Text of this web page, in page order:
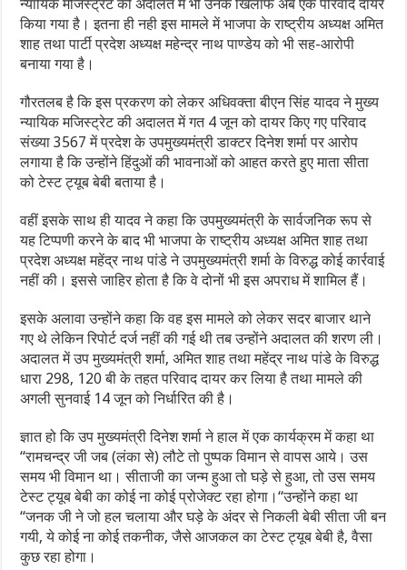
न्यायिक मजिस्ट्रेट की अदालत में भी उनके खिलाफ अब एक परिवाद दायर
किया गया है। इतना ही नही इस मामले में भाजपा के राष्ट्रीय अध्यक्ष अमित
शाह तथा पार्टी प्रदेश अध्यक्ष महेन्द्र नाथ पाण्डेय को भी सह-आरोपी
बनाया गया है।
गौरतलब है कि इस प्रकरण को लेकर अधिवक्ता बीएन सिंह यादव ने मुख्य
न्यायिक मजिस्ट्रेट की अदालत में गत 4 जून को दायर किए गए परिवाद
संख्या 3567 में प्रदेश के उपमुख्यमंत्री डाक्टर दिनेश शर्मा पर आरोप
लगाया है कि उन्होंने हिंदुओं की भावनाओं को आहत करते हुए माता सीता
को टेस्ट ट्यूब बेबी बताया है।
वहीं इसके साथ ही यादव ने कहा कि उपमुख्यमंत्री के सार्वजनिक रूप से
यह टिप्पणी करने के बाद भी भाजपा के राष्ट्रीय अध्यक्ष अमित शाह तथा
प्रदेश अध्यक्ष महेंद्र नाथ पांडे ने उपमुख्यमंत्री शर्मा के विरुद्ध कोई कार्रवाई
नहीं की। इससे जाहिर होता है कि वे दोनों भी इस अपराध में शामिल हैं।
इसके अलावा उन्होंने कहा कि वह इस मामले को लेकर सदर बाजार थाने
गए थे लेकिन रिपोर्ट दर्ज नहीं की गई थी तब उन्होंने अदालत की शरण ली।
अदालत में उप मुख्यमंत्री शर्मा, अमित शाह तथा महेंद्र नाथ पांडे के विरुद्ध
धारा 298, 120 बी के तहत परिवाद दायर कर लिया है तथा मामले की
अगली सुनवाई 14 जून को निर्धारित की है।
ज्ञात हो कि उप मुख्यमंत्री दिनेश शर्मा ने हाल में एक कार्यक्रम में कहा था
‘‘रामचन्द्र जी जब (लंका से) लौटे तो पुष्पक विमान से वापस आये। उस
समय भी विमान था। सीताजी का जन्म हुआ तो घड़े से हुआ, तो उस समय
टेस्ट ट्यूब बेबी का कोई ना कोई प्रोजेक्ट रहा होगा।‘‘उन्होंने कहा था
‘‘जनक जी ने जो हल चलाया और घड़े के अंदर से निकली बेबी सीता जी बन
गयी, ये कोई ना कोई तकनीक, जैसे आजकल का टेस्ट ट्यूब बेबी है, वैसा
कुछ रहा होगा।